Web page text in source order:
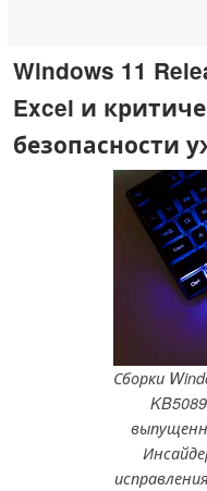
Windows 11
Excel и
безопасности
Сборки